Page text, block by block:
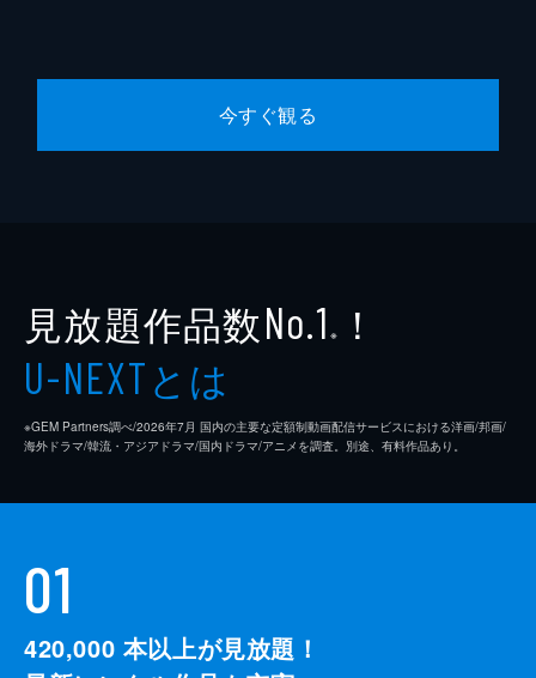
今すぐ観る
見放題作品数No.1 ※ ！
U-NEXTとは
※GEM Partners調べ/2026年7⽉ 国内の主要な定額制動画配信サービスにおける洋画/邦画/
海外ドラマ/韓流・アジアドラマ/国内ドラマ/アニメを調査。別途、有料作品あり。
01
420,000 本以上が見放題！